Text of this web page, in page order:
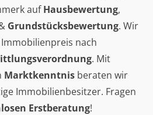
aufHausbewertung,
Grundstücksbewertung. Wir
nach
. Mit
Marktkenntnis beraten wir
Immobilienbesitzer. Fragen
Erstberatung!